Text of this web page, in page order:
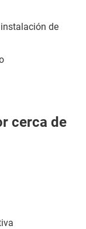
de
cerca de